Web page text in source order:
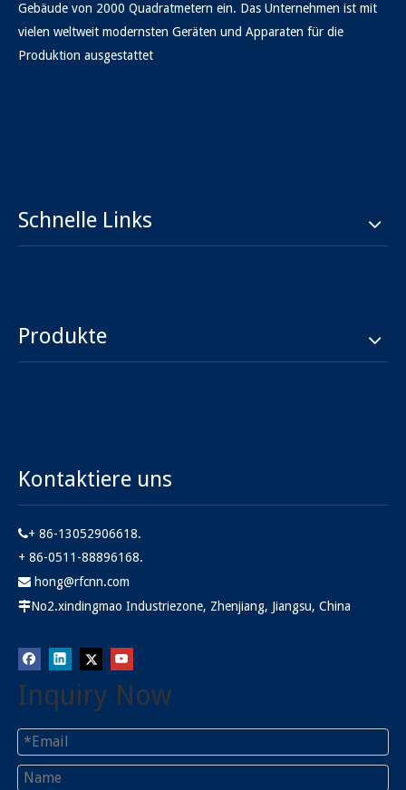
Gebäude von 2000 Quadratmetern ein. Das Unternehmen ist mit
vielen weltweit modernsten Geräten und Apparaten für die
Produktion ausgestattet
Schnelle Links
Produkte
Kontaktiere uns
+ 86-13052906618.
+ 86-0511-88896168.
 hong@rfcnn.com
No2.xindingmao Industriezone, Zhenjiang, Jiangsu, China
Inquiry Now